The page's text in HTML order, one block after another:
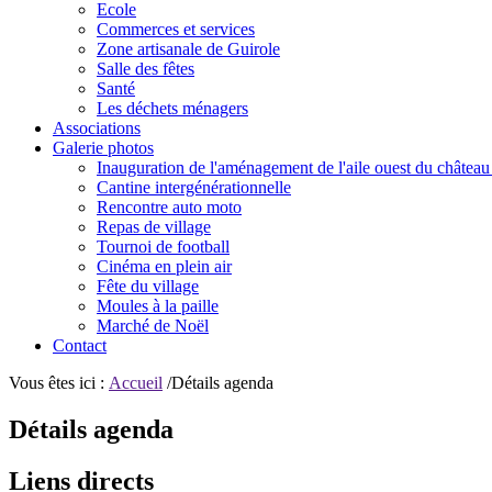
Ecole
Commerces et services
Zone artisanale de Guirole
Salle des fêtes
Santé
Les déchets ménagers
Associations
Galerie photos
Inauguration de l'aménagement de l'aile ouest du
Cantine intergénérationnelle
Rencontre auto moto
Repas de village
Tournoi de football
Cinéma en plein air
Fête du village
Moules à la paille
Marché de Noël
Contact
Vous êtes ici : Accueil /Détails agenda
Détails agenda
Liens directs